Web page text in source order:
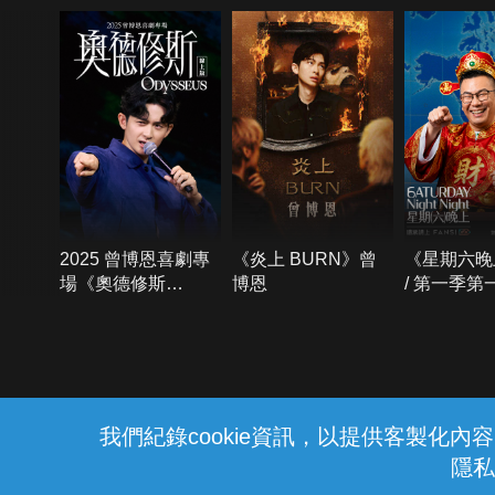
我們紀錄cookie資訊，以提供客製化內
隱
2025 曾博恩喜劇專
場《奧德修斯
《炎上 BURN》曾
博恩
《星期六
/ 第一季第